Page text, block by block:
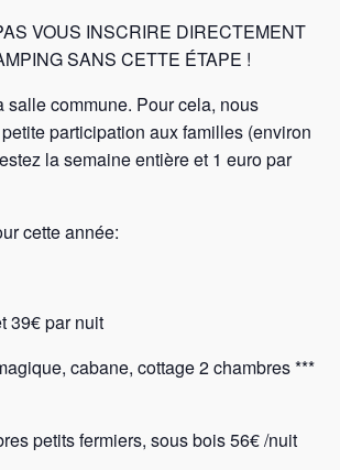
VOUS INSCRIRE DIRECTEMENT
SANS CETTE ÉTAPE !
salle commune. Pour cela, nous
participation aux familles (environ
la semaine entière et 1 euro par
cette année:
39€ par nuit
cabane, cottage 2 chambres ***
petits fermiers, sous bois 56€ /nuit